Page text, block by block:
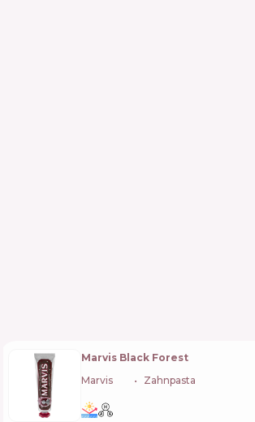
Marvis Black Forest
Marvis
Zahnpasta